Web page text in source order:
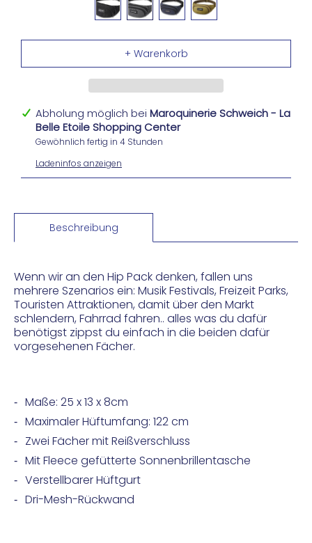
Abholung möglich bei Maroquinerie Schweich - La
Belle Etoile Shopping Center
Gewöhnlich fertig in 4 Stunden
Ladeninfos anzeigen
Beschreibung
Wenn wir an den Hip Pack denken, fallen uns
mehrere Szenarios ein: Musik Festivals, Freizeit Parks,
Touristen Attraktionen, damit über den Markt
schlendern, Fahrrad fahren.. alles was du dafür
benötigst zippst du einfach in die beiden dafür
vorgesehenen Fächer.
Maße: 25 x 13 x 8cm
Maximaler Hüftumfang: 122 cm
Zwei Fächer mit Reißverschluss
Mit Fleece gefütterte Sonnenbrillentasche
Verstellbarer Hüftgurt
Dri-Mesh-Rückwand